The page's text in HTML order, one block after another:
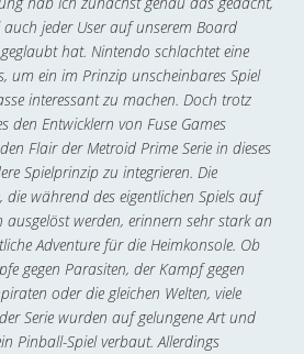
jeder User auf unserem Board
hat. Nintendo schlachtet eine
um ein im Prinzip unscheinbares Spiel
interessant zu machen. Doch trotz
den Entwicklern von Fuse Games
Flair der Metroid Prime Serie in dieses
Spielprinzip zu integrieren. Die
die während des eigentlichen Spiels auf
ausgelöst werden, erinnern sehr stark an
Adventure für die Heimkonsole. Ob
gegen Parasiten, der Kampf gegen
oder die gleichen Welten, viele
Serie wurden auf gelungene Art und
Pinball-Spiel verbaut. Allerdings